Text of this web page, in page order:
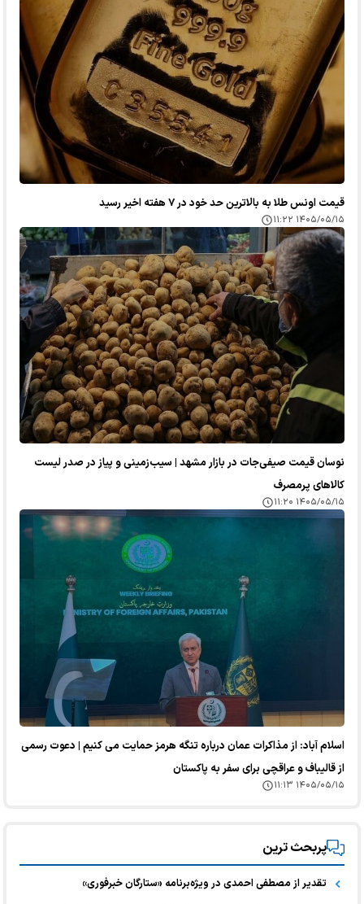
قیمت اونس طلا به بالاترین حد خود در ۷ هفته اخیر رسید
۱۴۰۵/۰۵/۱۵ ۱۱:۲۲
نوسان قیمت صیفی‌جات در بازار مشهد | سیب‌زمینی و پیاز در صدر لیست
کالا‌های پرمصرف
۱۴۰۵/۰۵/۱۵ ۱۱:۲۰
اسلام آباد: از مذاکرات عمان درباره تنگه هرمز حمایت می کنیم | دعوت رسمی
از قالیباف و عراقچی برای سفر به پاکستان
۱۴۰۵/۰۵/۱۵ ۱۱:۱۳
پربحث ترین
تقدیر از مصطفی احمدی در ویژه‌برنامه «ستارگان خبرفوری»